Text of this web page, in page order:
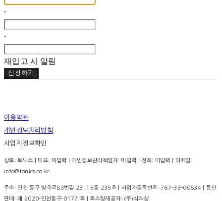
-
-
재입고 시 알림
신청하기
이용약관
개인정보처리방침
사업자정보확인
상호: 토닉스 | 대표: 미입력 | 개인정보관리책임자: 미입력 | 전화: 미입력 | 이메일:
info@tonics.co.kr
주소: 인천 동구 방축로83번길 23. 15동 235호 | 사업자등록번호: 767-33-00834 | 통신
판매:제 2020-인천동구-0177 호 | 호스팅제공자: (주)식스샵